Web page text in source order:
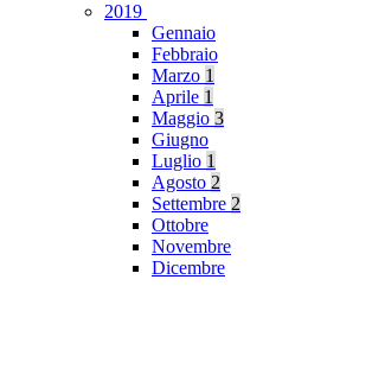
2019
Gennaio
Febbraio
Marzo 1
Aprile 1
Maggio 3
Giugno
Luglio 1
Agosto 2
Settembre 2
Ottobre
Novembre
Dicembre